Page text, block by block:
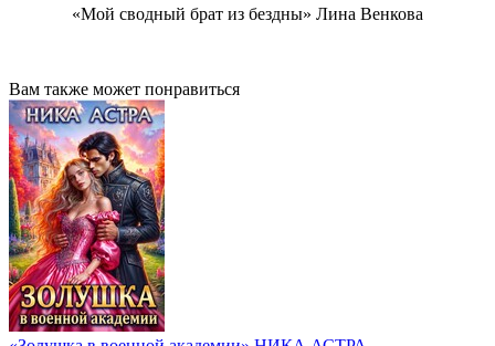
«Мой сводный брат из бездны» Лина Венкова
Вам также может понравиться